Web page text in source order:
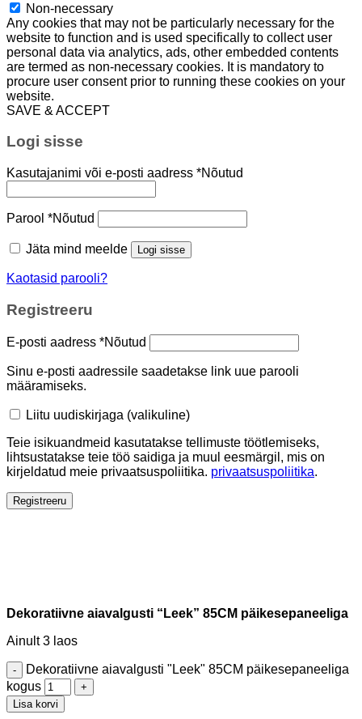
Non-necessary
Any cookies that may not be particularly necessary for the
website to function and is used specifically to collect user
personal data via analytics, ads, other embedded contents
are termed as non-necessary cookies. It is mandatory to
procure user consent prior to running these cookies on your
website.
SAVE & ACCEPT
Logi sisse
Kasutajanimi või e-posti aadress *Nõutud
Parool *Nõutud
Jäta mind meelde Logi sisse
Kaotasid parooli?
Registreeru
E-posti aadress *Nõutud
Sinu e-posti aadressile saadetakse link uue parooli
määramiseks.
Liitu uudiskirjaga (valikuline)
Teie isikuandmeid kasutatakse tellimuste töötlemiseks,
lihtsustatakse teie töö saidiga ja muul eesmärgil, mis on
kirjeldatud meie privaatsuspoliitika. privaatsuspoliitika.
Registreeru
Dekoratiivne aiavalgusti “Leek” 85CM päikesepaneeliga
Ainult 3 laos
Dekoratiivne aiavalgusti "Leek" 85CM päikesepaneeliga
kogus
Lisa korvi